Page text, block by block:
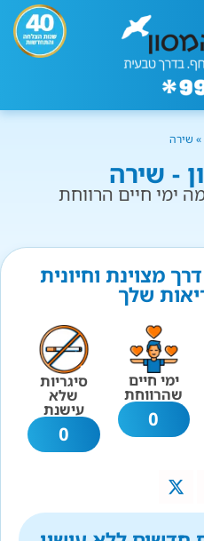
» שירה
- שירה
ימי חיים הרווחת
מצוינת וחיונית
שלך
ימי חיים
שהרווחת
0
סיגריות
שלא
עישנת
0